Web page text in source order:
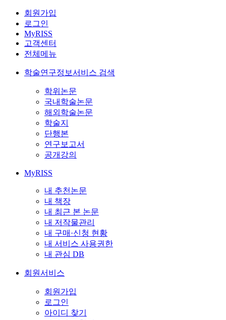
회원가입
로그인
MyRISS
고객센터
전체메뉴
학술연구정보서비스 검색
학위논문
국내학술논문
해외학술논문
학술지
단행본
연구보고서
공개강의
MyRISS
내 추천논문
내 책장
내 최근 본 논문
내 저작물관리
내 구매·신청 현황
내 서비스 사용권한
내 관심 DB
회원서비스
회원가입
로그인
아이디 찾기